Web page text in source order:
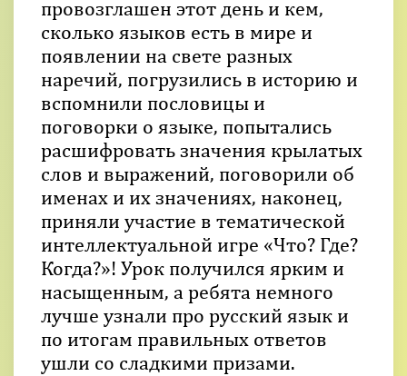
провозглашен этот день и кем,
сколько языков есть в мире и
появлении на свете разных
наречий, погрузились в историю и
вспомнили пословицы и
поговорки о языке, попытались
расшифровать значения крылатых
слов и выражений, поговорили об
именах и их значениях, наконец,
приняли участие в тематической
интеллектуальной игре «Что? Где?
Когда?»! Урок получился ярким и
насыщенным, а ребята немного
лучше узнали про русский язык и
по итогам правильных ответов
ушли со сладкими призами.